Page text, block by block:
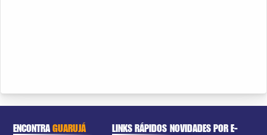
ENCONTRAGUARUJÁ LINKS RÁPIDOS NOVIDADES POR E-